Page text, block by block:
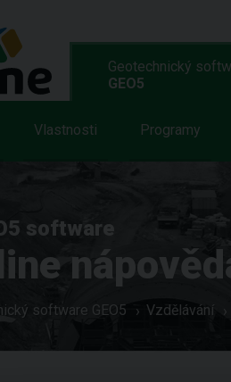
Geotechnický
GEO5
Vlastnosti Programy
software
software GEO5 Vzdělávání